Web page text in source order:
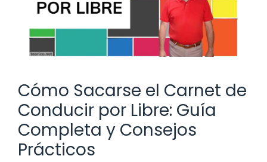
Cómo Sacarse el Carnet de
Conducir por Libre: Guía
Completa y Consejos
Prácticos